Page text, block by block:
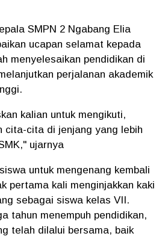
SMPN 2 Ngabang Elia
ucapan selamat kepada
menyelesaikan pendidikan di
perjalanan akademik
kalian untuk mengikuti,
cita-cita di jenjang yang lebih
ujarnya
untuk mengenang kembali
pertama kali menginjakkan kaki
sebagai siswa kelas VII.
tahun menempuh pendidikan,
telah dilalui bersama, baik